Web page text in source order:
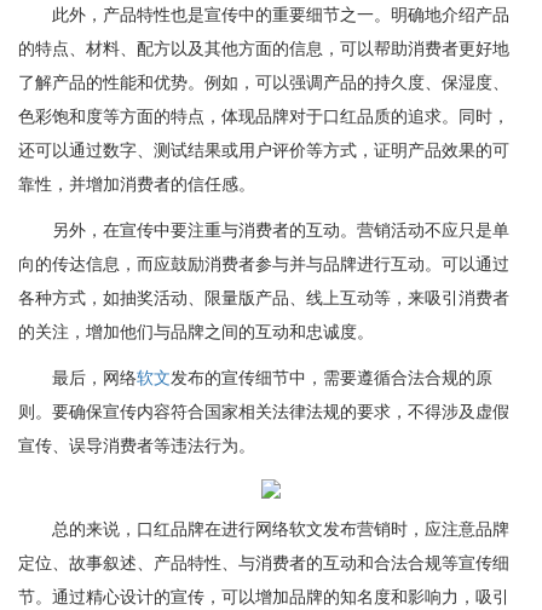
此外，产品特性也是宣传中的重要细节之一。明确地介绍产品
的特点、材料、配方以及其他方面的信息，可以帮助消费者更好地
了解产品的性能和优势。例如，可以强调产品的持久度、保湿度、
色彩饱和度等方面的特点，体现品牌对于口红品质的追求。同时，
还可以通过数字、测试结果或用户评价等方式，证明产品效果的可
靠性，并增加消费者的信任感。
另外，在宣传中要注重与消费者的互动。营销活动不应只是单
向的传达信息，而应鼓励消费者参与并与品牌进行互动。可以通过
各种方式，如抽奖活动、限量版产品、线上互动等，来吸引消费者
的关注，增加他们与品牌之间的互动和忠诚度。
最后，网络软文发布的宣传细节中，需要遵循合法合规的原
则。要确保宣传内容符合国家相关法律法规的要求，不得涉及虚假
宣传、误导消费者等违法行为。
总的来说，口红品牌在进行网络软文发布营销时，应注意品牌
定位、故事叙述、产品特性、与消费者的互动和合法合规等宣传细
节。通过精心设计的宣传，可以增加品牌的知名度和影响力，吸引